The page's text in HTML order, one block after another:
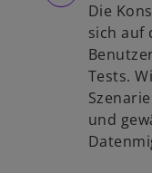
Die
sich auf
Tests.
und